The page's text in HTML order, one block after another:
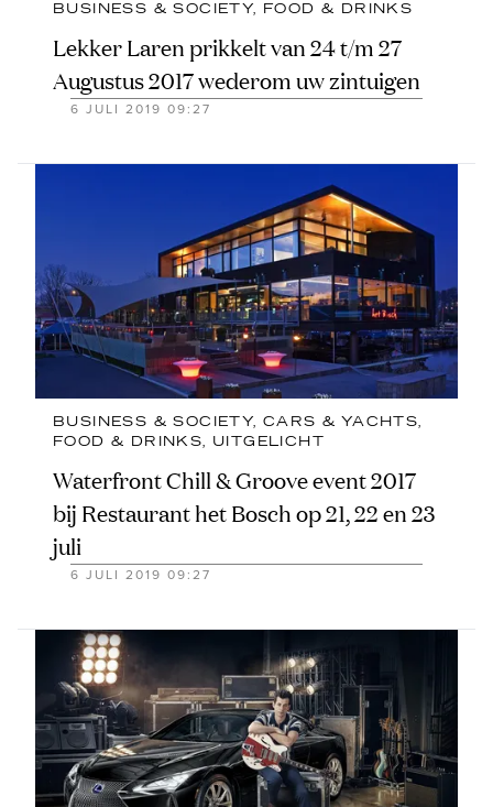
BUSINESS & SOCIETY, FOOD & DRINKS
Lekker Laren prikkelt van 24 t/m 27
Augustus 2017 wederom uw zintuigen
6 JULI 2019 09:27
BUSINESS & SOCIETY, CARS & YACHTS
FOOD & DRINKS
UITGELICHT
Waterfront Chill & Groove event 2017
bij Restaurant het Bosch op 21, 22 en 23
juli
6 JULI 2019 09:27